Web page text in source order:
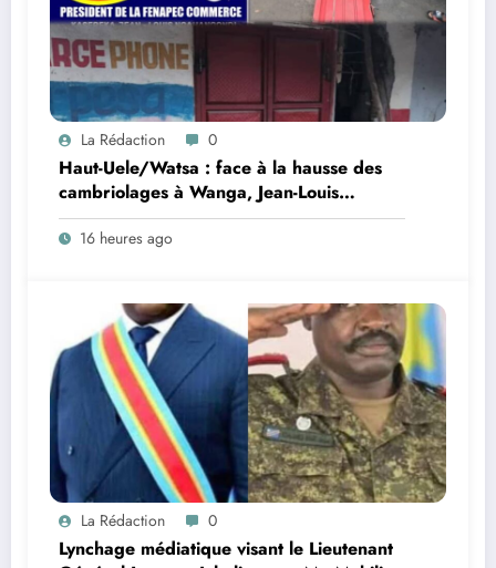
La Rédaction 0
Haut-Uele/Watsa : face à la hausse des
cambriolages à Wanga, Jean-Louis
Ngahangondi appelle à une
réorganisation du dispositif sécuritaire
16 heures ago
La Rédaction 0
Lynchage médiatique visant le Lieutenant